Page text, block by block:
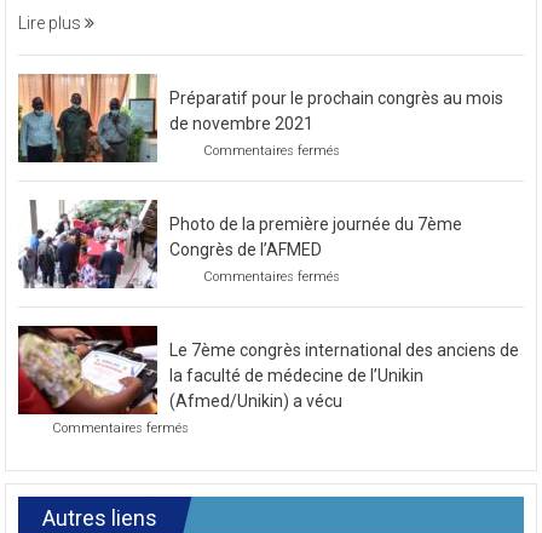
Lire plus
Préparatif pour le prochain congrès au mois
de novembre 2021
Commentaires fermés
prochain
de
2021
Photo de la première journée du 7ème
Congrès de l’AFMED
Commentaires fermés
première
journée
7ème
l’AFMED
Le 7ème congrès international des anciens de
la faculté de médecine de l’Unikin
(Afmed/Unikin) a vécu
Commentaires fermés
congrès
international
Autres liens